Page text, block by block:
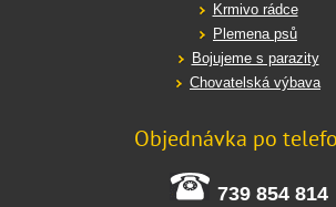
Krmivo rádce
Plemena psů
Bojujeme s parazity
Chovatelská výbava
Objednávka po
739 854 814